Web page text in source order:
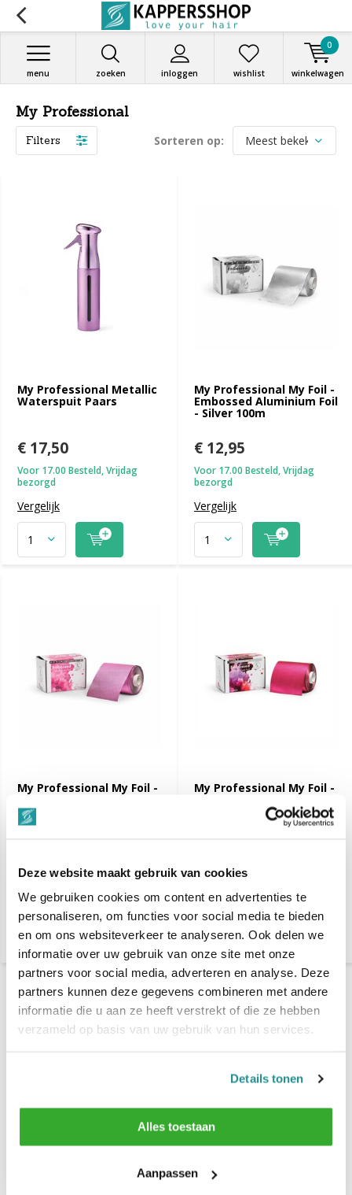
Deze website maakt gebruik van cookies
We gebruiken cookies om content en advertenties te
personaliseren, om functies voor social media te bieden
en om ons websiteverkeer te analyseren. Ook delen we
informatie over uw gebruik van onze site met onze
partners voor social media, adverteren en analyse. Deze
partners kunnen deze gegevens combineren met andere
informatie die u aan ze heeft verstrekt of die ze hebben
verzameld op basis van uw gebruik van hun services.
Details tonen
Alles toestaan
Aanpassen
zoeken inloggen
menu wishlist winkelwagen
0
My Professional
Filters Sorteren op:
My Professional Metallic
Waterspuit Paars
€ 17,50
Voor 17.00 Besteld, Vrijdag
bezorgd
Vergelijk
My Professional My Foil -
Embossed Aluminium Foil
- Silver 100m
€ 12,95
Voor 17.00 Besteld, Vrijdag
bezorgd
Vergelijk
My Professional My Foil -
Embossed Aluminium Foil
- Bubble Gum Pink 100m
Voor 17.00 Besteld, Vrijdag
bezorgd
Vergelijk
My Professional My Foil -
Embossed Aluminium Foil
- Hot Pink 100m
Voor 17.00 Besteld, Vrijdag
bezorgd
Vergelijk